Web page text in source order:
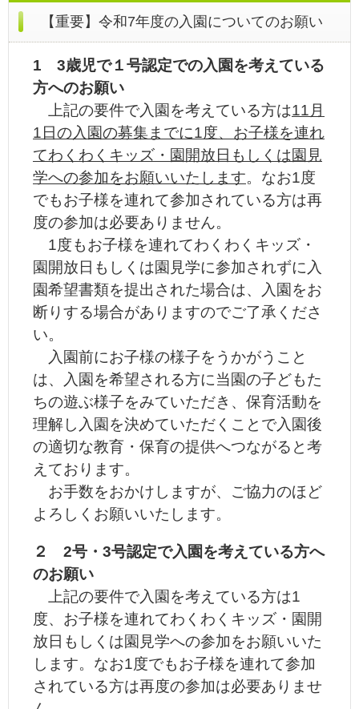
【重要】令和7年度の入園についてのお願い
1 3歳児で１号認定での入園を考えている
方へのお願い
上記の要件で入園を考えている方は11月
1日の入園の募集までに1度、お子様を連れ
てわくわくキッズ・園開放日もしくは園見
学への参加をお願いいたします。なお1度
でもお子様を連れて参加されている方は再
度の参加は必要ありません。
1度もお子様を連れてわくわくキッズ・
園開放日もしくは園見学に参加されずに入
園希望書類を提出された場合は、入園をお
断りする場合がありますのでご了承くださ
い。
入園前にお子様の様子をうかがうこと
は、入園を希望される方に当園の子どもた
ちの遊ぶ様子をみていただき、保育活動を
理解し入園を決めていただくことで入園後
の適切な教育・保育の提供へつながると考
えております。
お手数をおかけしますが、ご協力のほど
よろしくお願いいたします。
２ 2号・3号認定で入園を考えている方へ
のお願い
上記の要件で入園を考えている方は1
度、お子様を連れてわくわくキッズ・園開
放日もしくは園見学への参加をお願いいた
します。なお1度でもお子様を連れて参加
されている方は再度の参加は必要ありませ